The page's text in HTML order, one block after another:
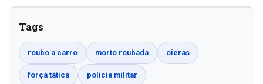
Tags
roubo a carro morto roubada oieras
força tática polícia militar